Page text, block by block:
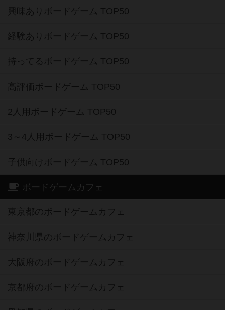
興味ありボードゲーム TOP50
経験ありボードゲーム TOP50
持ってるボードゲーム TOP50
高評価ボードゲーム TOP50
2人用ボードゲーム TOP50
3～4人用ボードゲーム TOP50
子供向けボードゲーム TOP50
ボードゲームカフェ
東京都のボードゲームカフェ
神奈川県のボードゲームカフェ
大阪府のボードゲームカフェ
京都府のボードゲームカフェ